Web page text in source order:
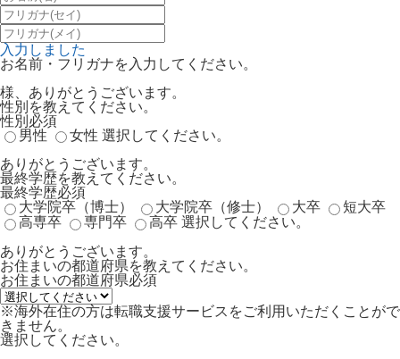
入力しました
お名前・フリガナを入力してください。
様、ありがとうございます。
性別を教えてください。
性別 必須
男性
女性 選択してください。
ありがとうございます。
最終学歴を教えてください。
最終学歴必須
大学院卒（博士）
大学院卒（修士） 大卒
短大卒
高専卒
専門卒 高卒 選択してください。
ありがとうございます。
お住まいの都道府県を教えてください。
お住まいの都道府県必須
※海外在住の方は転職支援サービスをご利用いただくことがで
きません。
選択してください。